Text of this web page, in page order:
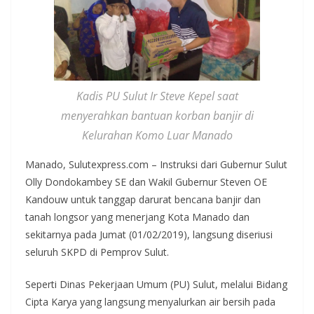
Kadis PU Sulut Ir Steve Kepel saat
menyerahkan bantuan korban banjir di
Kelurahan Komo Luar Manado
Manado, Sulutexpress.com – Instruksi dari Gubernur Sulut
Olly Dondokambey SE dan Wakil Gubernur Steven OE
Kandouw untuk tanggap darurat bencana banjir dan
tanah longsor yang menerjang Kota Manado dan
sekitarnya pada Jumat (01/02/2019), langsung diseriusi
seluruh SKPD di Pemprov Sulut.
Seperti Dinas Pekerjaan Umum (PU) Sulut, melalui Bidang
Cipta Karya yang langsung menyalurkan air bersih pada